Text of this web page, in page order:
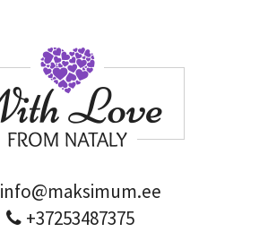
info@maksimum.ee
+37253487375